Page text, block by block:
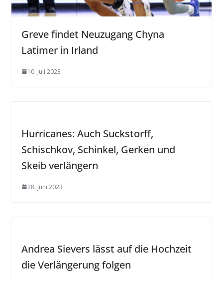
Greve findet Neuzugang Chyna
Latimer in Irland
10. Juli 2023
Hurricanes: Auch Suckstorff,
Schischkov, Schinkel, Gerken und
Skeib verlängern
28. Juni 2023
Andrea Sievers lässt auf die Hochzeit
die Verlängerung folgen